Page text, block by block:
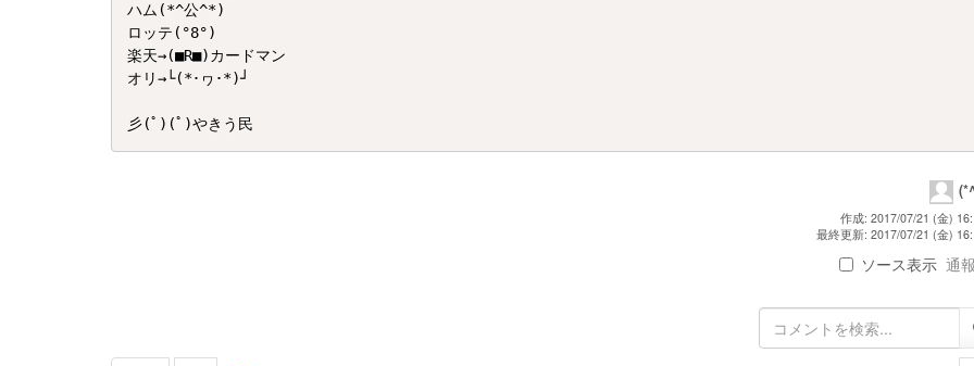
ハム(*^公^*)
ロッテ(°8°)
楽天→(■R■)カードマン
オリ→└(*･ヮ･*)┘
作成: 2017/07/21 (金)
最終更新: 2017/07/21 (金)
ソース表示 通